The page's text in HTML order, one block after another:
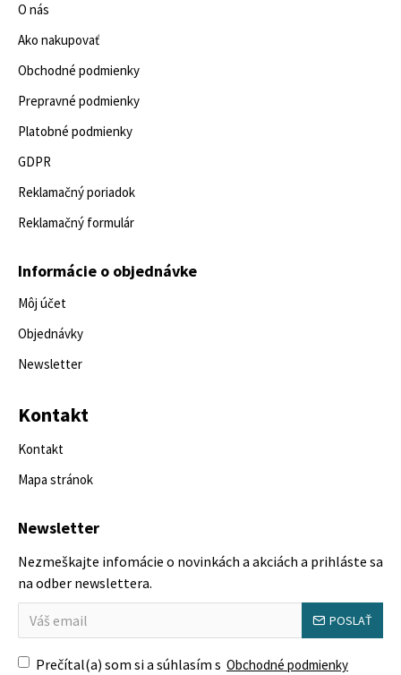
O nás
Ako nakupovať
Obchodné podmienky
Prepravné podmienky
Platobné podmienky
GDPR
Reklamačný poriadok
Reklamačný formulár
Informácie o objednávke
Môj účet
Objednávky
Newsletter
Kontakt
Kontakt
Mapa stránok
Newsletter
Nezmeškajte infomácie o novinkách a akciách a prihláste sa
na odber newslettera.
POSLAŤ
Prečítal(a) som si a súhlasím s Obchodné podmienky